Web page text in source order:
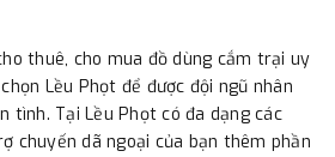
thuê, cho mua đồ dùng cắm trại uy
Lều Phọt để được đội ngũ nhân
tình. Tại Lều Phọt có đa dạng các
chuyến dã ngoại của bạn thêm phần